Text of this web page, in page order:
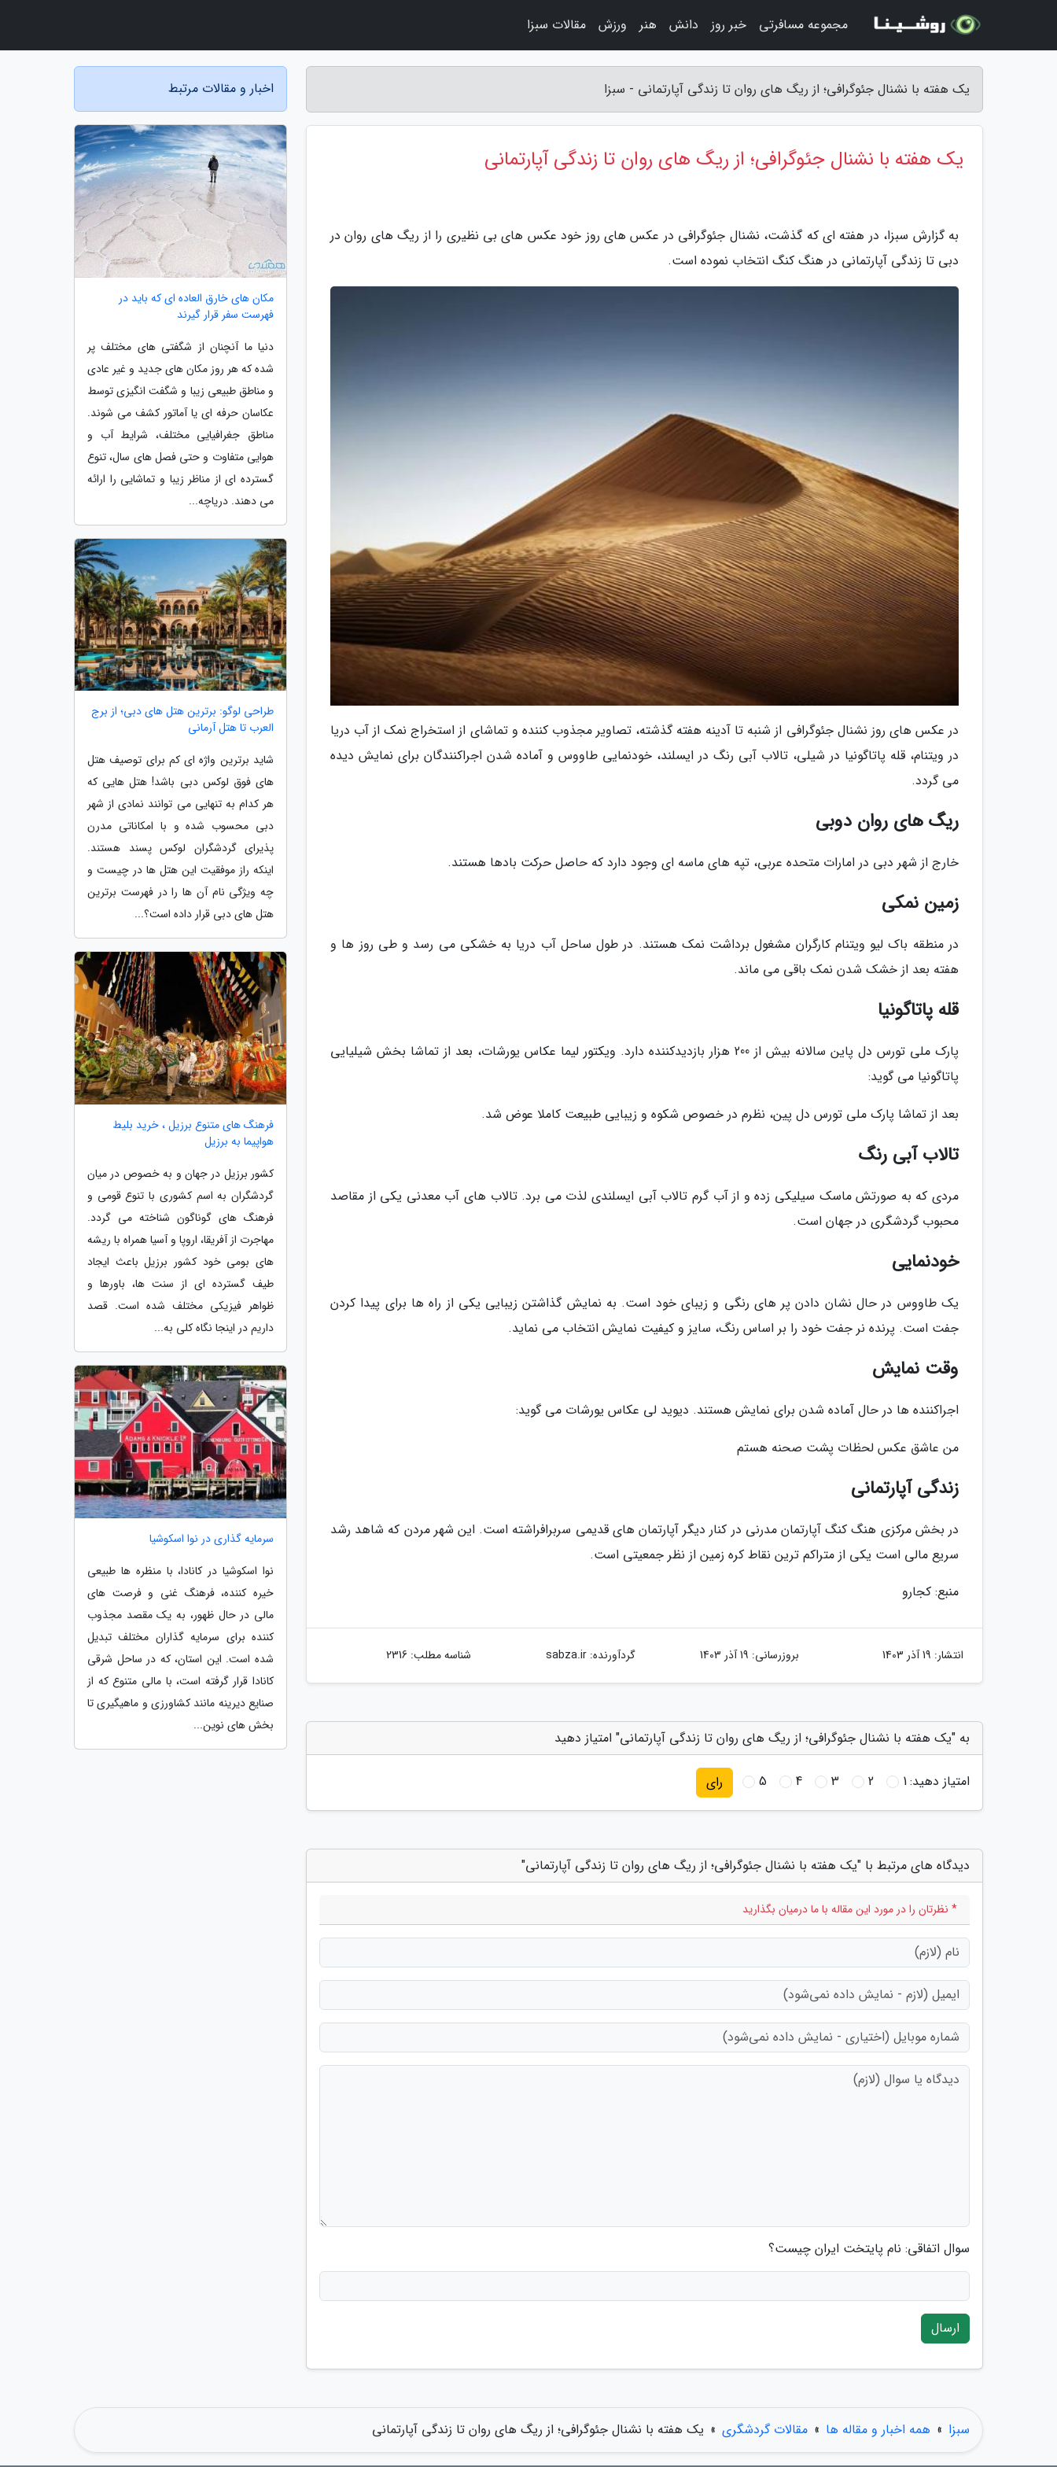
یک هفته با نشنال جئوگرافی؛ از ریگ های روان تا زندگی آپارتمانی - سبزا
یک هفته با نشنال جئوگرافی؛ از ریگ های روان تا زندگی آپارتمانی
به گزارش سبزا، در هفته ای که گذشت، نشنال جئوگرافی در عکس های روز خود عکس های بی نظیری را از ریگ های روان در
دبی تا زندگی آپارتمانی در هنگ کنگ انتخاب نموده است.
در عکس های روز نشنال جئوگرافی از شنبه تا آدینه هفته گذشته، تصاویر مجذوب کننده و تماشای از استخراج نمک از آب دریا
در ویتنام، قله پاتاگونیا در شیلی، تالاب آبی رنگ در ایسلند، خودنمایی طاووس و آماده شدن اجراکنندگان برای نمایش دیده
می گردد.
ریگ های روان دوبی
خارج از شهر دبی در امارات متحده عربی، تپه های ماسه ای وجود دارد که حاصل حرکت بادها هستند.
زمین نمکی
در منطقه باک لیو ویتنام کارگران مشغول برداشت نمک هستند. در طول ساحل آب دریا به خشکی می رسد و طی روز ها و
هفته بعد از خشک شدن نمک باقی می ماند.
قله پاتاگونیا
پارک ملی تورس دل پاین سالانه بیش از 200 هزار بازدیدکننده دارد. ویکتور لیما عکاس یورشات، بعد از تماشا بخش شیلیایی
پاتاگونیا می گوید:
بعد از تماشا پارک ملی تورس دل پین، نظرم در خصوص شکوه و زیبایی طبیعت کاملا عوض شد.
تالاب آبی رنگ
مردی که به صورتش ماسک سیلیکی زده و از آب گرم تالاب آبی ایسلندی لذت می برد. تالاب های آب معدنی یکی از مقاصد
محبوب گردشگری در جهان است.
خودنمایی
یک طاووس در حال نشان دادن پر های رنگی و زیبای خود است. به نمایش گذاشتن زیبایی یکی از راه ها برای پیدا کردن
جفت است. پرنده نر جفت خود را بر اساس رنگ، سایز و کیفیت نمایش انتخاب می نماید.
وقت نمایش
اجراکننده ها در حال آماده شدن برای نمایش هستند. دیوید لی عکاس یورشات می گوید:
من عاشق عکس لحظات پشت صحنه هستم
زندگی آپارتمانی
در بخش مرکزی هنگ کنگ آپارتمان مدرنی در کنار دیگر آپارتمان های قدیمی سربرافراشته است. این شهر مردن که شاهد رشد
سریع مالی است یکی از متراکم ترین نقاط کره زمین از نظر جمعیتی است.
منبع: کجارو
انتشار: 19 آذر 1403 بروزرسانی: 19 آذر 1403 گردآورنده:sabza.ir شناسه مطلب: 2316
به "یک هفته با نشنال جئوگرافی؛ از ریگ های روان تا زندگی آپارتمانی" امتیاز دهید
امتیاز دهید:1
2
3
4
5 رای
دیدگاه های مرتبط با "یک هفته با نشنال جئوگرافی؛ از ریگ های روان تا زندگی آپارتمانی"
* نظرتان را در مورد این مقاله با ما درمیان بگذارید
سوال اتفاقی: نام پایتخت ایران چیست؟
ارسال
اخبار و مقالات مرتبط
مکان های خارق العاده ای که باید در
فهرست سفر قرار گیرند
دنیا ما آنچنان از شگفتی های مختلف پر
شده که هر روز مکان های جدید و غیر عادی
و مناطق طبیعی زیبا و شگفت انگیزی توسط
عکاسان حرفه ای یا آماتور کشف می شوند.
مناطق جغرافیایی مختلف، شرایط آب و
هوایی متفاوت و حتی فصل های سال، تنوع
گسترده ای از مناظر زیبا و تماشایی را ارائه
می دهند. دریاچه...
طراحی لوگو: برترین هتل های دبی؛ از برج
العرب تا هتل آرمانی
شاید برترین واژه ای کم برای توصیف هتل
های فوق لوکس دبی باشد! هتل هایی که
هر کدام به تنهایی می توانند نمادی از شهر
دبی محسوب شده و با امکاناتی مدرن
پذیرای گردشگران لوکس پسند هستند.
اینکه راز موفقیت این هتل ها در چیست و
چه ویژگی نام آن ها را در فهرست برترین
هتل های دبی قرار داده است؟...
فرهنگ های متنوع برزیل ، خرید بلیط
هواپیما به برزیل
کشور برزیل در جهان و به خصوص در میان
گردشگران به اسم کشوری با تنوع قومی و
فرهنگ های گوناگون شناخته می گردد.
مهاجرت از آفریقا، اروپا و آسیا همراه با ریشه
های بومی خود کشور برزیل باعث ایجاد
طیف گسترده ای از سنت ها، باورها و
ظواهر فیزیکی مختلف شده است. قصد
داریم در اینجا نگاه کلی به...
سرمایه گذاری در نوا اسکوشیا
نوا اسکوشیا در کانادا، با منظره ها طبیعی
خیره کننده، فرهنگ غنی و فرصت های
مالی در حال ظهور، به یک مقصد مجذوب
کننده برای سرمایه گذاران مختلف تبدیل
شده است. این استان، که در ساحل شرقی
کانادا قرار گرفته است، با مالی متنوع که از
صنایع دیرینه مانند کشاورزی و ماهیگیری تا
بخش های نوین...
سبزا » همه اخبار و مقاله ها » مقالات گردشگری » یک هفته با نشنال جئوگرافی؛ از ریگ های روان تا زندگی آپارتمانی
مجموعه مسافرتی خبر روز دانش هنر ورزش مقالات سبزا